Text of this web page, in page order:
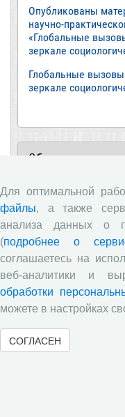
Опубликованы
научно-
«Глобальные
зеркале
Глобальные
зеркале
Обзор научных
Е.В. Лукин:
«взлетела» в
производства»,
июля, 2018 г.
Экспертное
статьи «Регионам
№88, 2018 г.
В.Н. Барсуков:
вероятные риски»,
политика» №1, 2018 г.
Для оптимальной
файлы, а также
анализа данных о
(подробнее о
соглашаетесь на
веб-аналитики и
обработки
можете в настройках
СОГЛАСЕН